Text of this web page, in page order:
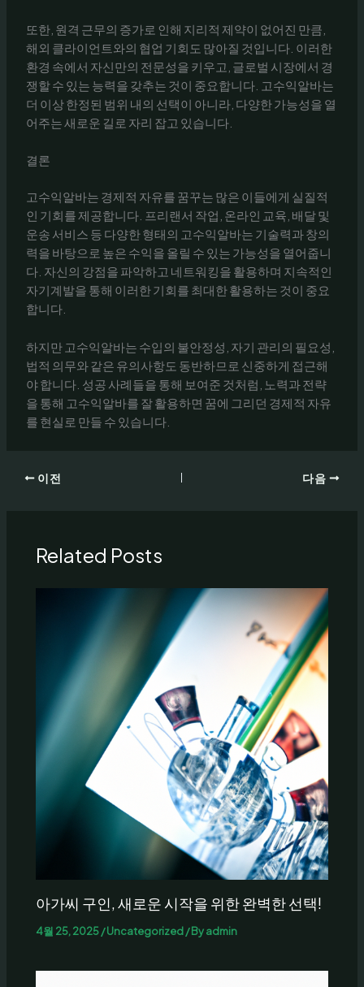
또한, 원격 근무의 증가로 인해 지리적 제약이 없어진 만큼,
해외 클라이언트와의 협업 기회도 많아질 것입니다. 이러한
환경 속에서 자신만의 전문성을 키우고, 글로벌 시장에서 경
쟁할 수 있는 능력을 갖추는 것이 중요합니다. 고수익알바는
더 이상 한정된 범위 내의 선택이 아니라, 다양한 가능성을 열
어주는 새로운 길로 자리 잡고 있습니다.
결론
고수익알바는 경제적 자유를 꿈꾸는 많은 이들에게 실질적
인 기회를 제공합니다. 프리랜서 작업, 온라인 교육, 배달 및
운송 서비스 등 다양한 형태의 고수익알바는 기술력과 창의
력을 바탕으로 높은 수익을 올릴 수 있는 가능성을 열어줍니
다. 자신의 강점을 파악하고 네트워킹을 활용하며 지속적인
자기계발을 통해 이러한 기회를 최대한 활용하는 것이 중요
합니다.
하지만 고수익알바는 수입의 불안정성, 자기 관리의 필요성,
법적 의무와 같은 유의사항도 동반하므로 신중하게 접근해
야 합니다. 성공 사례들을 통해 보여준 것처럼, 노력과 전략
을 통해 고수익알바를 잘 활용하면 꿈에 그리던 경제적 자유
를 현실로 만들 수 있습니다.
이전 다음
Related Posts
아가씨 구인, 새로운 시작을 위한 완벽한 선택!
4월 25, 2025/Uncategorized/ Byadmin